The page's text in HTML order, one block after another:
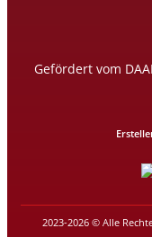
Gefördert vom
2023-2026 © Alle